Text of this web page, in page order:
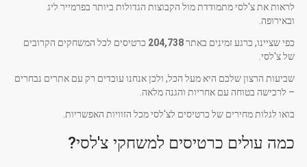
לראות את צ'לסי מתמודדת מול הקבוצות הגדולות ביותר בפרמייר ליג
ובאירופה.
כפי שציינו, כרגע זמינים באתר204,738 כרטיסים לכל המשחקים הקרובים
של צ'לסי.
שביעות הרצון שלכם היא מעל הכל, ולכן אנחנו עובדים רק עם אתרים נבחרים
– לרכישה בטוחה עם אחריות והגנה מלאה.
בואו לגלות מחירים של כרטיסים לצ'לסי מכל הזוויות האפשריות.
כמה עולים כרטיסים למשחקי צ'לסי?